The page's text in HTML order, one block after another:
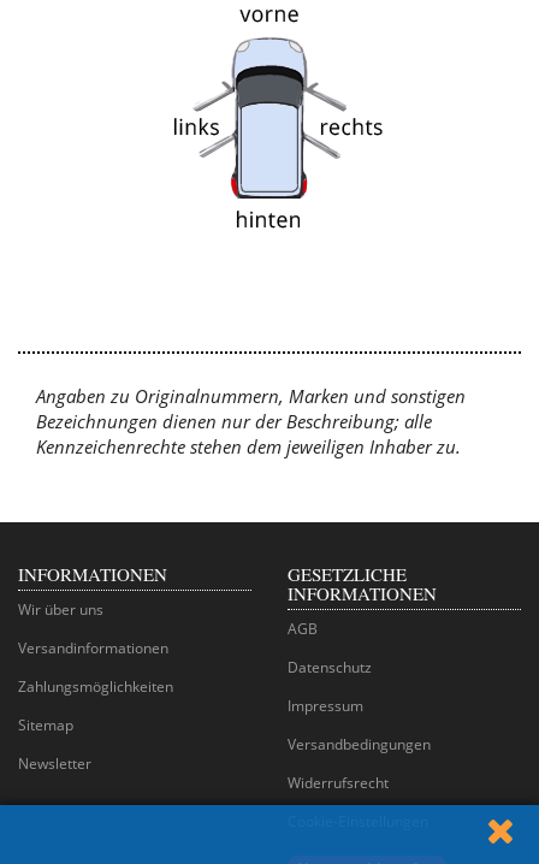
Angaben zu Originalnummern, Marken und sonstigen
Bezeichnungen dienen nur der Beschreibung; alle
Kennzeichenrechte stehen dem jeweiligen Inhaber zu.
INFORMATIONEN
Wir über uns
Versandinformationen
Zahlungsmöglichkeiten
Sitemap
Newsletter
GESETZLICHE
INFORMATIONEN
AGB
Datenschutz
Impressum
Versandbedingungen
Widerrufsrecht